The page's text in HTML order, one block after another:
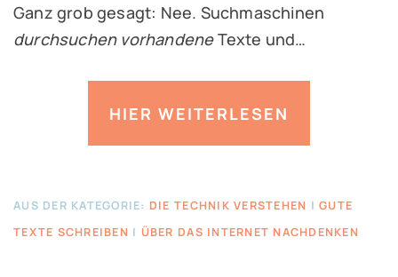
Ganz grob gesagt: Nee. Suchmaschinen
durchsuchen vorhandeneTexte und…
HIER WEITERLESEN
AUS DER KATEGORIE: DIE TECHNIK VERSTEHEN |GUTE
TEXTE SCHREIBEN | ÜBER DAS INTERNET NACHDENKEN